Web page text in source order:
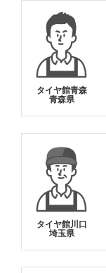
タイヤ館青森
青森県
タイヤ館川口
埼玉県